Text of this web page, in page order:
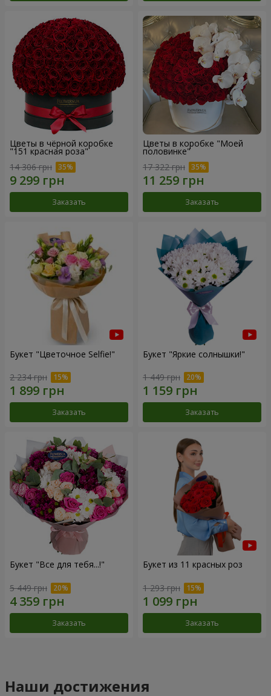
Цветы в чёрной коробке
"151 красная роза"
14 306 грн
Заказать
Цветы в коробке "Моей
половинке"
17 322 грн
Заказать
Букет "Цветочное Selfie!"
2 234 грн
Заказать
Букет "Яркие солнышки!"
1 449 грн
Заказать
Букет "Все для тебя...!"
5 449 грн
Заказать
Букет из 11 красных роз
1 293 грн
Заказать
Наши достижения